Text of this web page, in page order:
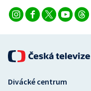
Short track
Sportovní střelba
Stolní tenis
Triatlon
Divácké centrum